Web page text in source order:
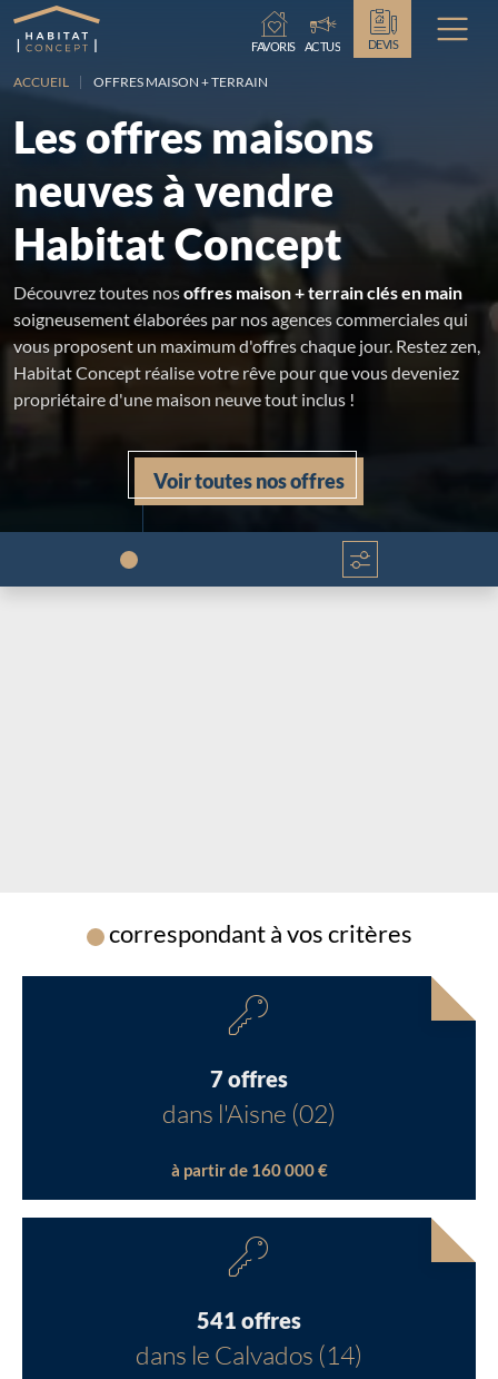
Chargement...
FAVORIS
ACTUS DEVIS
ACCUEIL OFFRES MAISON + TERRAIN
Les offres maisons
neuves à vendre
Habitat Concept
Découvrez toutes nosoffres maison + terrain clés en main
soigneusement élaborées par nos agences commerciales qui
vous proposent un maximum d'offres chaque jour. Restez zen,
Habitat Concept réalise votre rêve pour que vous deveniez
propriétaire d'une maison neuve tout inclus !
Voir toutes nos offres
Chargement...
Chargement...
correspondant à vos critères
7 offres
dans l'Aisne (02)
à partir de 160 000 €
541 offres
dans le Calvados (14)